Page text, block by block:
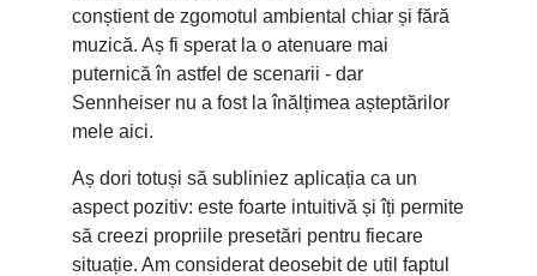
conștient de zgomotul ambiental chiar și fără
muzică. Aș fi sperat la o atenuare mai
puternică în astfel de scenarii - dar
Sennheiser nu a fost la înălțimea așteptărilor
mele aici.
Aș dori totuși să subliniez aplicația ca un
aspect pozitiv: este foarte intuitivă și îți permite
să creezi propriile presetări pentru fiecare
situație. Am considerat deosebit de util faptul